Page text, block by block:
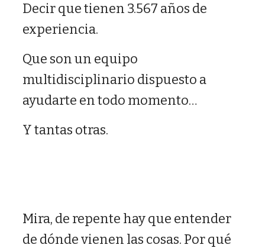
Decir que tienen 3.567 años de
experiencia.
Que son un equipo
multidisciplinario dispuesto a
ayudarte en todo momento…
Y tantas otras.
Mira, de repente hay que entender
de dónde vienen las cosas. Por qué